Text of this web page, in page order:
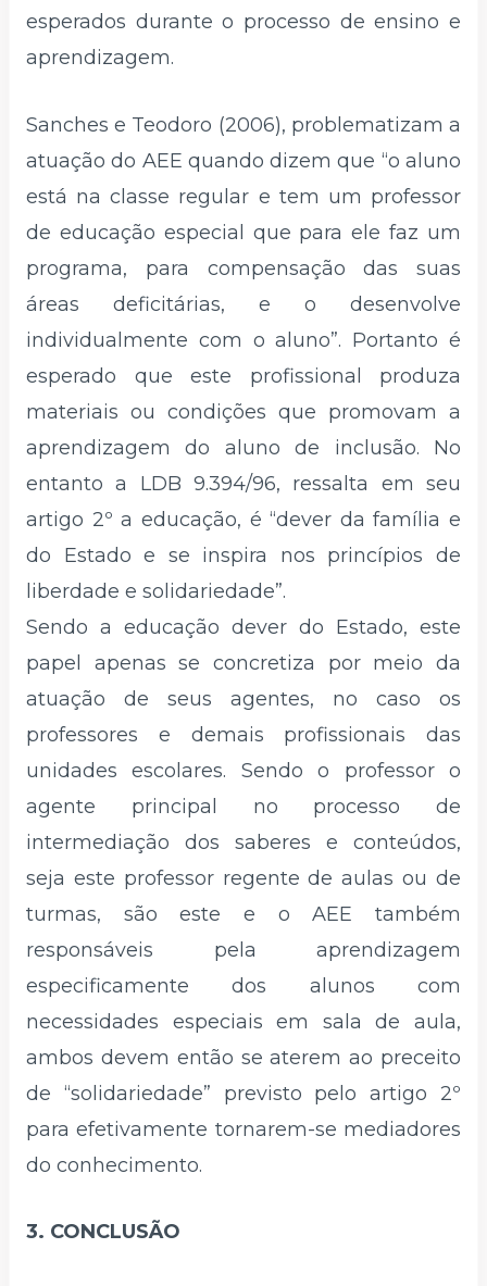
esperados durante o processo de ensino e
aprendizagem.
Sanches e Teodoro (2006), problematizam a
atuação do AEE quando dizem que “o aluno
está na classe regular e tem um professor
de educação especial que para ele faz um
programa, para compensação das suas
áreas deficitárias, e o desenvolve
individualmente com o aluno”. Portanto é
esperado que este profissional produza
materiais ou condições que promovam a
aprendizagem do aluno de inclusão. No
entanto a LDB 9.394/96, ressalta em seu
artigo 2º a educação, é “dever da família e
do Estado e se inspira nos princípios de
liberdade e solidariedade”.
Sendo a educação dever do Estado, este
papel apenas se concretiza por meio da
atuação de seus agentes, no caso os
professores e demais profissionais das
unidades escolares. Sendo o professor o
agente principal no processo de
intermediação dos saberes e conteúdos,
seja este professor regente de aulas ou de
turmas, são este e o AEE também
responsáveis pela aprendizagem
especificamente dos alunos com
necessidades especiais em sala de aula,
ambos devem então se aterem ao preceito
de “solidariedade” previsto pelo artigo 2º
para efetivamente tornarem-se mediadores
do conhecimento.
3. CONCLUSÃO